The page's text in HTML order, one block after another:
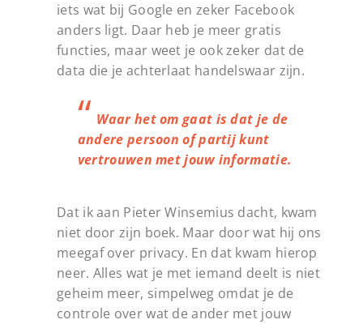
iets wat bij Google en zeker Facebook
anders ligt. Daar heb je meer gratis
functies, maar weet je ook zeker dat de
data die je achterlaat handelswaar zijn.
Waar het om gaat is dat je de
andere persoon of partij kunt
vertrouwen met jouw informatie.
Dat ik aan Pieter Winsemius dacht, kwam
niet door zijn boek. Maar door wat hij ons
meegaf over privacy. En dat kwam hierop
neer. Alles wat je met iemand deelt is niet
geheim meer, simpelweg omdat je de
controle over wat de ander met jouw